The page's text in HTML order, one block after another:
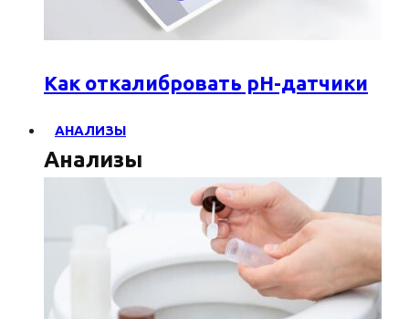
Как откалибровать pH-датчики
АНАЛИЗЫ
Анализы